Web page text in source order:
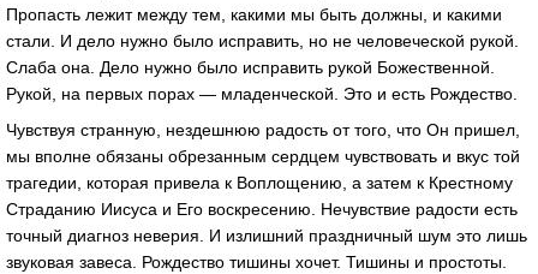
Пропасть лежит между тем, какими мы быть должны, и какими
стали. И дело нужно было исправить, но не человеческой рукой.
Слаба она. Дело нужно было исправить рукой Божественной.
Рукой, на первых порах — младенческой. Это и есть Рождество.
Чувствуя странную, нездешнюю радость от того, что Он пришел,
мы вполне обязаны обрезанным сердцем чувствовать и вкус той
трагедии, которая привела к Воплощению, а затем к Крестному
Страданию Иисуса и Его воскресению. Нечувствие радости есть
точный диагноз неверия. И излишний праздничный шум это лишь
звуковая завеса. Рождество тишины хочет. Тишины и простоты.